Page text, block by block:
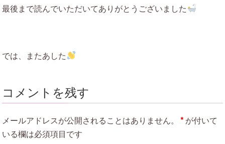
最後まで読んでいただいてありがとうございました
では、またあした
コメントを残す
メールアドレスが公開されることはありません。 * が付いて
いる欄は必須項目です